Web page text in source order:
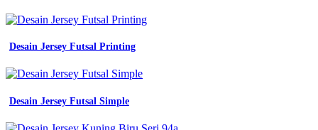
Desain Jersey Futsal Printing
Desain Jersey Futsal Simple